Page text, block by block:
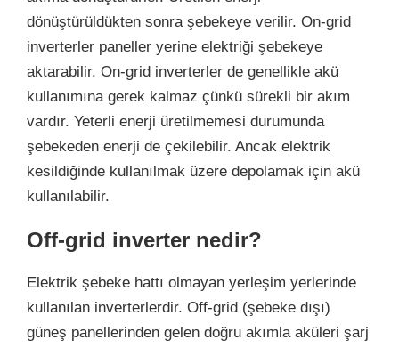
dönüştürüldükten sonra şebekeye verilir. On-grid
inverterler paneller yerine elektriği şebekeye
aktarabilir. On-grid inverterler de genellikle akü
kullanımına gerek kalmaz çünkü sürekli bir akım
vardır. Yeterli enerji üretilmemesi durumunda
şebekeden enerji de çekilebilir. Ancak elektrik
kesildiğinde kullanılmak üzere depolamak için akü
kullanılabilir.
Off-grid inverter nedir?
Elektrik şebeke hattı olmayan yerleşim yerlerinde
kullanılan inverterlerdir. Off-grid (şebeke dışı)
güneş panellerinden gelen doğru akımla aküleri şarj